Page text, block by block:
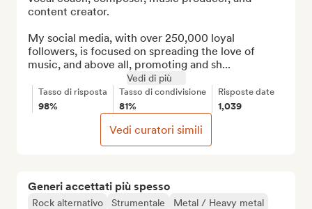
Generi accettati più spesso
Rock alternativo Strumentale
Metal / Heavy metal
content creator.
My social media, with over 250,000 loyal
followers, is focused on spreading the love of
music, and above all, promoting and sh...
Vedi di più
Tasso di risposta
98%
Tasso di condivisione
81%
Risposte date
1,039
Vedi curatori simili